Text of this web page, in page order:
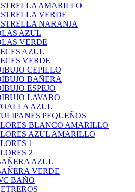
AMARILLO
VERDE
NARANJA
AZUL
VERDE
AZUL
VERDE
CEPILLO
BAÑERA
ESPEJO
LAVABO
AZUL
PEQUEÑOS
BLANCO AMARILLO
AZUL AMARILLO
1
2
AZUL
VERDE
BAÑO